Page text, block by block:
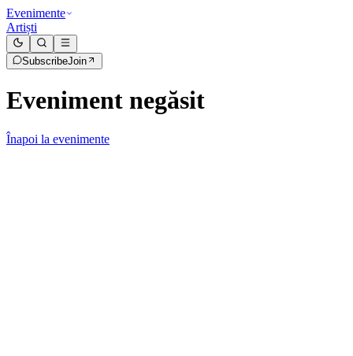
Evenimente
Artiști
SubscribeJoin
Eveniment negăsit
Înapoi la evenimente